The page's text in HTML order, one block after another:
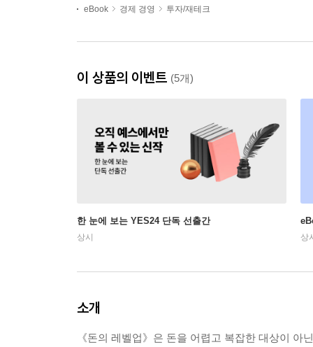
eBook 경제 경영 투자/재테크
이 상품의 이벤트 (5개)
한 눈에 보는 YES24 단독 선출간
상시 상
소개
《돈의 레벨업》은 돈을 어렵고 복잡한 대상이 아